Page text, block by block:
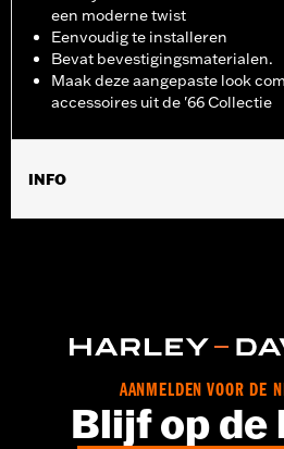
een moderne twist
Eenvoudig te installeren
Bevat bevestigingsmaterialen.
Maak deze aangepaste look
accessoires uit de '66 Collectie
INFO
instructies
AANMELDEN VOOR DE
Blijf op de